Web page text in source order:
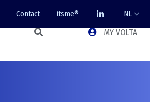
Contact itsme® NL
MY VOLTA